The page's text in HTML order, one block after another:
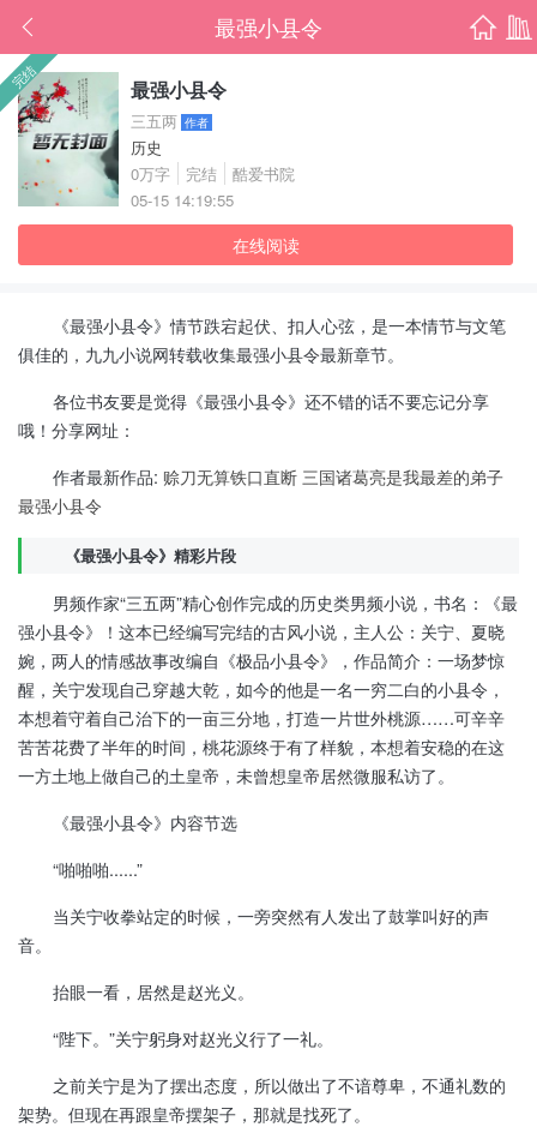
最强小县令
完结 最强小县令
三五两 作者
历史
0万字
完结
酷爱书院
05-15 14:19:55
在线阅读
《最强小县令》情节跌宕起伏、扣人心弦，是一本情节与文笔
俱佳的，九九小说网转载收集最强小县令最新章节。
各位书友要是觉得《最强小县令》还不错的话不要忘记分享
哦！分享网址：
作者最新作品: 赊刀无算铁口直断 三国诸葛亮是我最差的弟子
最强小县令
《最强小县令》精彩片段
男频作家“三五两”精心创作完成的历史类男频小说，书名：《最
强小县令》！这本已经编写完结的古风小说，主人公：关宁、夏晓
婉，两人的情感故事改编自《极品小县令》，作品简介：一场梦惊
醒，关宁发现自己穿越大乾，如今的他是一名一穷二白的小县令，
本想着守着自己治下的一亩三分地，打造一片世外桃源……可辛辛
苦苦花费了半年的时间，桃花源终于有了样貌，本想着安稳的在这
一方土地上做自己的土皇帝，未曾想皇帝居然微服私访了。
《最强小县令》内容节选
“啪啪啪......”
当关宁收拳站定的时候，一旁突然有人发出了鼓掌叫好的声
音。
抬眼一看，居然是赵光义。
“陛下。”关宁躬身对赵光义行了一礼。
之前关宁是为了摆出态度，所以做出了不谙尊卑，不通礼数的
架势。但现在再跟皇帝摆架子，那就是找死了。